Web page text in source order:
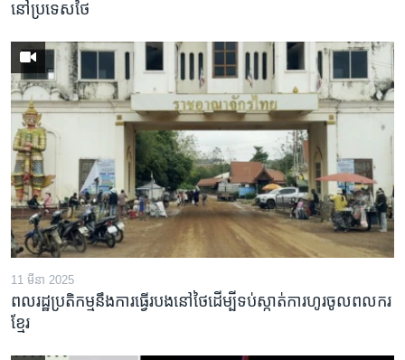
នៅប្រទេសថៃ
11 មីនា 2025
ពលរដ្ឋប្រតិកម្មនឹងការធ្វើរបងនៅថៃដើម្បីទប់ស្កាត់ការហូរចូលពលករ
ខ្មែរ